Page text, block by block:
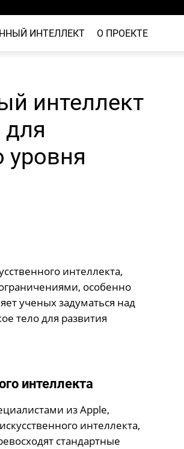
ИНТЕЛЛЕКТ О ПРОЕКТЕ
интеллект
уровня
интеллекта,
особенно
ученых задуматься над
тело для развития
интеллекта
из Apple,
интеллекта,
стандартные